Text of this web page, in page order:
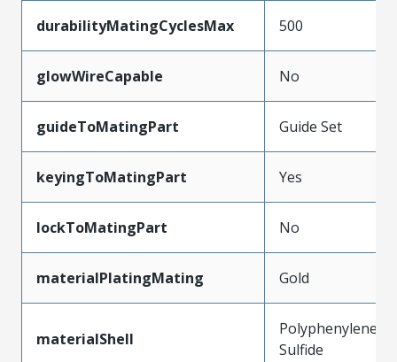
durabilityMatingCyclesMax 500
glowWireCapable No
guideToMatingPart Guide Set
keyingToMatingPart Yes
lockToMatingPart No
materialPlatingMating Gold
materialShell
Polyphenylene
Sulfide